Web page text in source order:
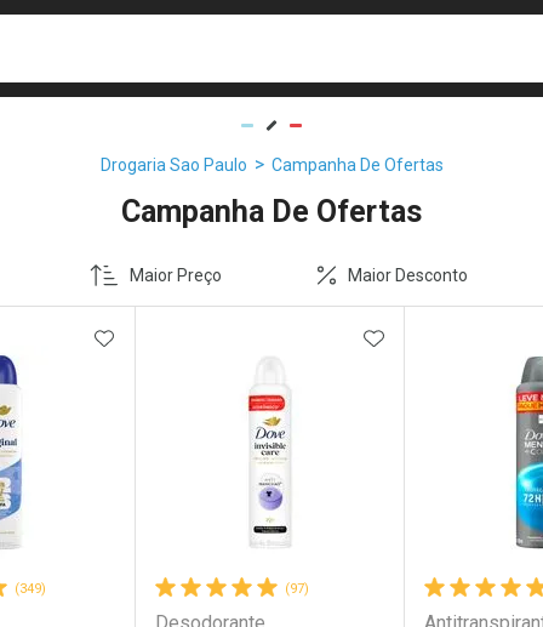
Drogaria Sao Paulo Campanha De Ofertas
Campanha De Ofertas
Maior Preço Maior Desconto
(349)
ADICIONAR AOS FAVORITOS
(97)
ADICIONAR AOS